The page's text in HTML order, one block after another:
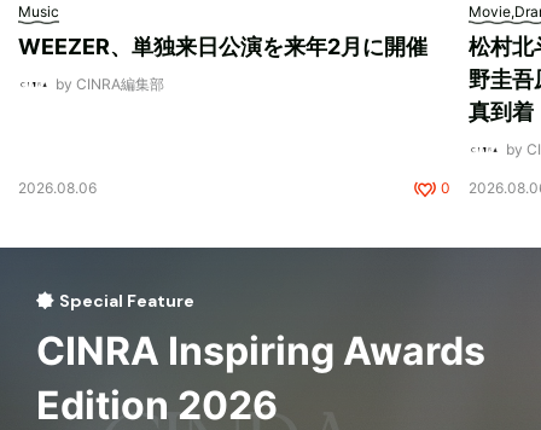
Music
WEEZER、単独来日公演を来年2月に開催
by CINRA編集部
2026.08.06 0
松村北
野圭吾
真到着
by
Special Feature
CINRA Inspiring Awards
Edition 2026